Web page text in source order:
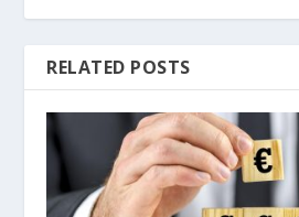
RELATED POSTS